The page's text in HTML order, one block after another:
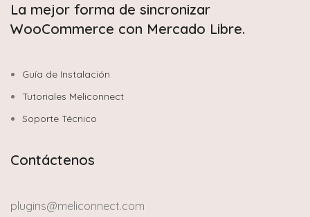
La mejor forma de sincronizar
WooCommerce con Mercado Libre.
Guía de Instalación
Tutoriales Meliconnect
Soporte Técnico
Contáctenos
plugins@meliconnect.com